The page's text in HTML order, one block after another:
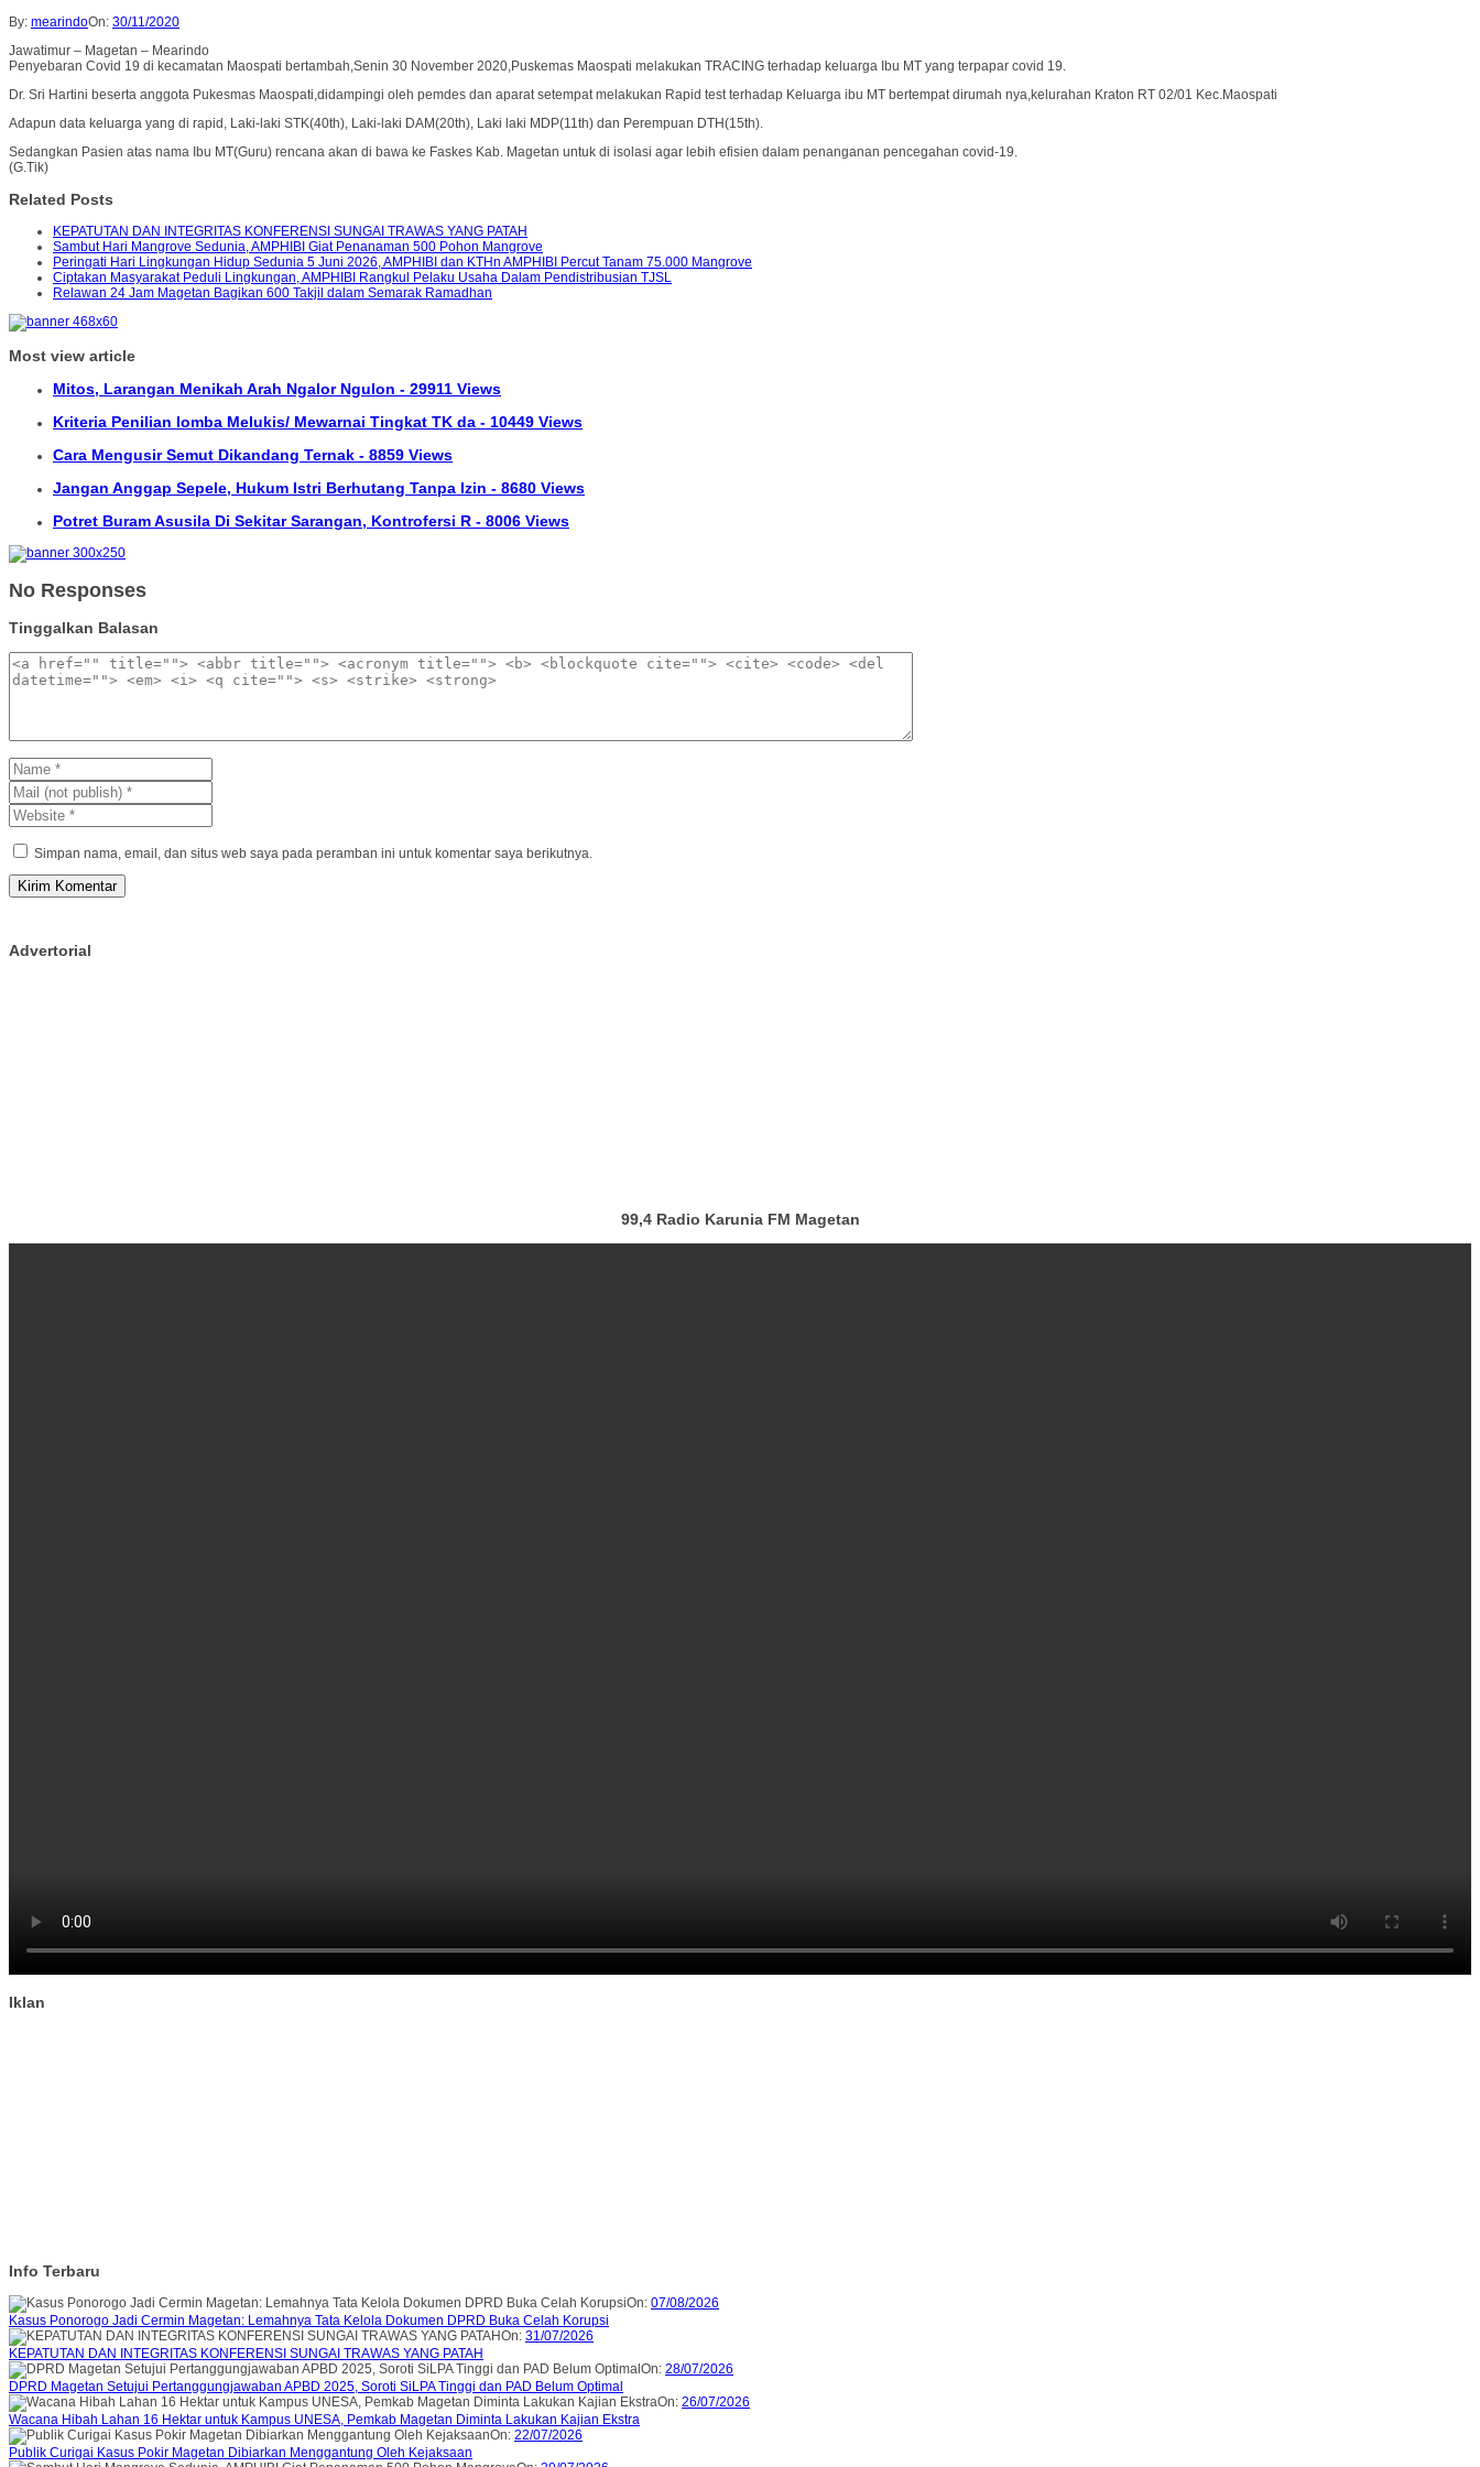
By: mearindoOn: 30/11/2020
Jawatimur – Magetan – Mearindo
Penyebaran Covid 19 di kecamatan Maospati bertambah,Senin 30 November 2020,Puskemas Maospati melakukan TRACING terhadap keluarga Ibu MT yang terpapar covid 19.
Dr. Sri Hartini beserta anggota Pukesmas Maospati,didampingi oleh pemdes dan aparat setempat melakukan Rapid test terhadap Keluarga ibu MT bertempat dirumah nya,kelurahan Kraton RT 02/01 Kec.Maospati
Adapun data keluarga yang di rapid, Laki-laki STK(40th), Laki-laki DAM(20th), Laki laki MDP(11th) dan Perempuan DTH(15th).
Sedangkan Pasien atas nama Ibu MT(Guru) rencana akan di bawa ke Faskes Kab. Magetan untuk di isolasi agar lebih efisien dalam penanganan pencegahan covid-19.
(G.Tik)
Related Posts
KEPATUTAN DAN INTEGRITAS KONFERENSI SUNGAI TRAWAS YANG PATAH
Sambut Hari Mangrove Sedunia, AMPHIBI Giat Penanaman 500 Pohon Mangrove
Peringati Hari Lingkungan Hidup Sedunia 5 Juni 2026, AMPHIBI dan KTHn AMPHIBI Percut Tanam 75.000 Mangrove
Ciptakan Masyarakat Peduli Lingkungan, AMPHIBI Rangkul Pelaku Usaha Dalam Pendistribusian TJSL
Relawan 24 Jam Magetan Bagikan 600 Takjil dalam Semarak Ramadhan
Most view article
Mitos, Larangan Menikah Arah Ngalor Ngulon - 29911 Views
Kriteria Penilian lomba Melukis/ Mewarnai Tingkat TK da - 10449 Views
Cara Mengusir Semut Dikandang Ternak - 8859 Views
Jangan Anggap Sepele, Hukum Istri Berhutang Tanpa Izin - 8680 Views
Potret Buram Asusila Di Sekitar Sarangan, Kontrofersi R - 8006 Views
No Responses
Tinggalkan Balasan
Simpan nama, email, dan situs web saya pada peramban ini untuk komentar saya berikutnya.
Advertorial
99,4 Radio Karunia FM Magetan
Iklan
Info Terbaru
On: 07/08/2026
Kasus Ponorogo Jadi Cermin Magetan: Lemahnya Tata Kelola Dokumen DPRD Buka Celah Korupsi
On: 31/07/2026
KEPATUTAN DAN INTEGRITAS KONFERENSI SUNGAI TRAWAS YANG PATAH
On: 28/07/2026
DPRD Magetan Setujui Pertanggungjawaban APBD 2025, Soroti SiLPA Tinggi dan PAD Belum Optimal
On: 26/07/2026
Wacana Hibah Lahan 16 Hektar untuk Kampus UNESA, Pemkab Magetan Diminta Lakukan Kajian Ekstra
On: 22/07/2026
Publik Curigai Kasus Pokir Magetan Dibiarkan Menggantung Oleh Kejaksaan